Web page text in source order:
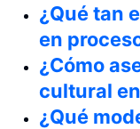
¿Qué tan
en
¿Cómo
cultural
¿Qué